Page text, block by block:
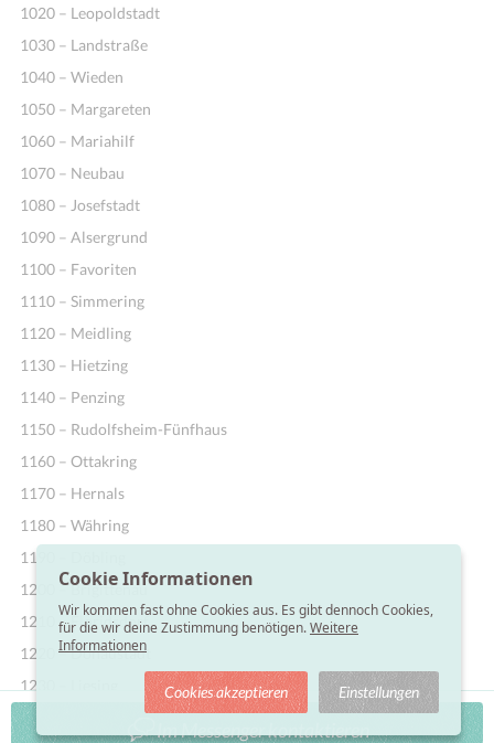
Im Messenger kontaktieren
1020 – Leopoldstadt
1030 – Landstraße
1040 – Wieden
1050 – Margareten
1060 – Mariahilf
1070 – Neubau
1080 – Josefstadt
1090 – Alsergrund
1100 – Favoriten
1110 – Simmering
1120 – Meidling
1130 – Hietzing
1140 – Penzing
1150 – Rudolfsheim-Fünfhaus
1160 – Ottakring
1170 – Hernals
1180 – Währing
1190 – Döbling
1200 – Brigittenau
1210 – Floridsdorf
1220 – Donaustadt
1230 – Liesing
Cookie Informationen
Wir kommen fast ohne Cookies aus. Es gibt dennoch Cookies,
für die wir deine Zustimmung benötigen.Weitere
Informationen
Cookies akzeptieren Einstellungen